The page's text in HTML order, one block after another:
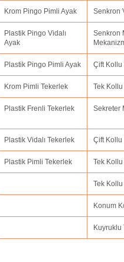
Krom Pingo Pimli Ayak Senkron
Plastik Pingo Vidalı
Ayak
Senkron
Plastik Pingo Pimli Ayak Çift Kollu
Krom Pimli Tekerlek Tek
Plastik Frenli Tekerlek Sekreter
Plastik Vidalı Tekerlek Çift Kollu
Plastik Pimli Tekerlek Tek Kollu
Tek
Konum
Kuyruklu